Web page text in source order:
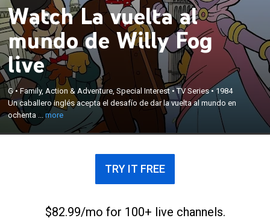
Watch La vuelta al
mundo de Willy Fog
live
G•Family, Action & Adventure, Special Interest •TV Series•1984
Un caballero inglés acepta el desafío de dar la vuelta al mundo en
ochenta ...more
Un caballero inglés acepta el desafío de dar la
vuelta al mundo en ochenta días. Solo hay una
forma de saber si lo logrará: acompañándolo a él y
a sus amigos en la aventura.
×
TRY IT FREE
$82.99/mo for 100+ live channels.